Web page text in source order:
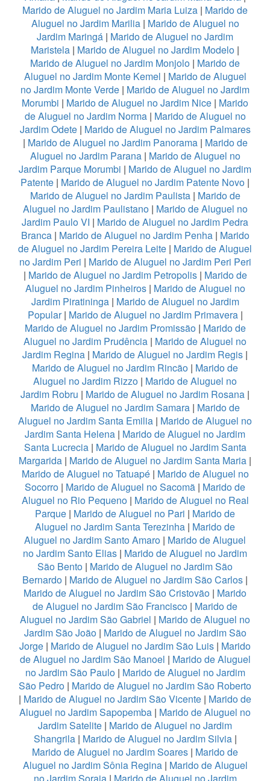
Marido de Aluguel no Jardim Maria Luiza | Marido de
Aluguel no Jardim Marilia| Marido de Aluguel no
Jardim Maringá | Marido de Aluguel no Jardim
Maristela | Marido de Aluguel no Jardim Modelo |
Marido de Aluguel no Jardim Monjolo | Marido de
Aluguel no Jardim Monte Kemel | Marido de Aluguel
no Jardim Monte Verde | Marido de Aluguel no Jardim
Morumbi | Marido de Aluguel no Jardim Nice | Marido
de Aluguel no Jardim Norma| Marido de Aluguel no
Jardim Odete| Marido de Aluguel no Jardim Palmares
| Marido de Aluguel no Jardim Panorama| Marido de
Aluguel no Jardim Parana| Marido de Aluguel no
Jardim Parque Morumbi | Marido de Aluguel no Jardim
Patente | Marido de Aluguel no Jardim Patente Novo |
Marido de Aluguel no Jardim Paulista| Marido de
Aluguel no Jardim Paulistano| Marido de Aluguel no
Jardim Paulo VI | Marido de Aluguel no Jardim Pedra
Branca| Marido de Aluguel no Jardim Penha| Marido
de Aluguel no Jardim Pereira Leite | Marido de Aluguel
no Jardim Peri | Marido de Aluguel no Jardim Peri Peri
| Marido de Aluguel no Jardim Petropolis| Marido de
Aluguel no Jardim Pinheiros| Marido de Aluguel no
Jardim Piratininga| Marido de Aluguel no Jardim
Popular| Marido de Aluguel no Jardim Primavera|
Marido de Aluguel no Jardim Promissão| Marido de
Aluguel no Jardim Prudência | Marido de Aluguel no
Jardim Regina | Marido de Aluguel no Jardim Regis |
Marido de Aluguel no Jardim Rincão | Marido de
Aluguel no Jardim Rizzo | Marido de Aluguel no
Jardim Robru | Marido de Aluguel no Jardim Rosana |
Marido de Aluguel no Jardim Samara| Marido de
Aluguel no Jardim Santa Emilia | Marido de Aluguel no
Jardim Santa Helena | Marido de Aluguel no Jardim
Santa Lucrecia| Marido de Aluguel no Jardim Santa
Margarida | Marido de Aluguel no Jardim Santa Maria |
Marido de Aluguel no Tatuapé| Marido de Aluguel no
Socorro | Marido de Aluguel no Sacomã | Marido de
Aluguel no Rio Pequeno| Marido de Aluguel no Real
Parque | Marido de Aluguel no Pari | Marido de
Aluguel no Jardim Santa Terezinha | Marido de
Aluguel no Jardim Santo Amaro | Marido de Aluguel
no Jardim Santo Elias | Marido de Aluguel no Jardim
São Bento | Marido de Aluguel no Jardim São
Bernardo | Marido de Aluguel no Jardim São Carlos |
Marido de Aluguel no Jardim São Cristovão | Marido
de Aluguel no Jardim São Francisco | Marido de
Aluguel no Jardim São Gabriel | Marido de Aluguel no
Jardim São João| Marido de Aluguel no Jardim São
Jorge | Marido de Aluguel no Jardim São Luis | Marido
de Aluguel no Jardim São Manoel | Marido de Aluguel
no Jardim São Paulo| Marido de Aluguel no Jardim
São Pedro | Marido de Aluguel no Jardim São Roberto
| Marido de Aluguel no Jardim São Vicente | Marido de
Aluguel no Jardim Sapopemba | Marido de Aluguel no
Jardim Satelite | Marido de Aluguel no Jardim
Shangrila| Marido de Aluguel no Jardim Silvia|
Marido de Aluguel no Jardim Soares | Marido de
Aluguel no Jardim Sônia Regina| Marido de Aluguel